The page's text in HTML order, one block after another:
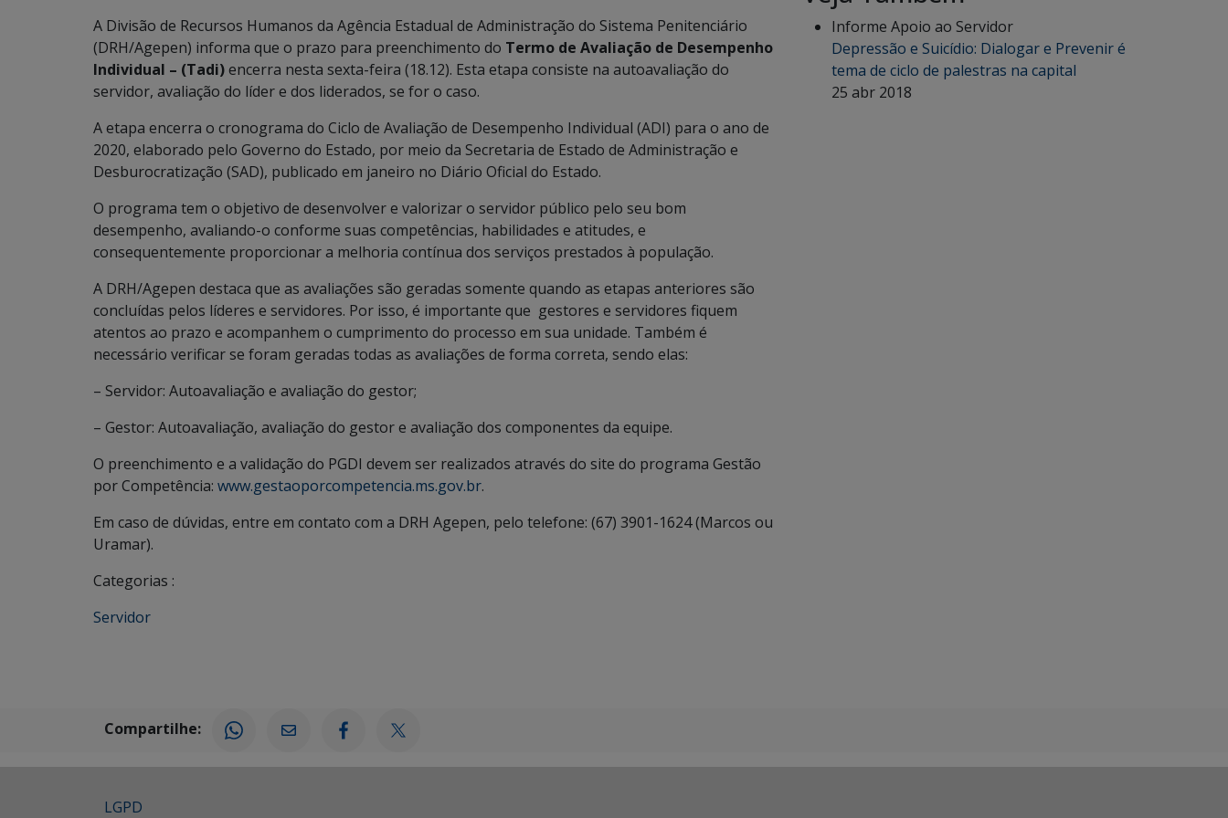
A Divisão de Recursos Humanos da Agência Estadual de Administração do Sistema Penitenciário
(DRH/Agepen) informa que o prazo para preenchimento do Termo de Avaliação de Desempenho
Individual – (Tadi)encerra nesta sexta-feira (18.12). Esta etapa consiste na autoavaliação do
servidor, avaliação do líder e dos liderados, se for o caso.
A etapa encerra o cronograma do Ciclo de Avaliação de Desempenho Individual (ADI) para o ano de
2020, elaborado pelo Governo do Estado, por meio da Secretaria de Estado de Administração e
Desburocratização (SAD), publicado em janeiro no Diário Oficial do Estado.
O programa tem o objetivo de desenvolver e valorizar o servidor público pelo seu bom
desempenho, avaliando-o conforme suas competências, habilidades e atitudes, e
consequentemente proporcionar a melhoria contínua dos serviços prestados à população.
A DRH/Agepen destaca que as avaliações são geradas somente quando as etapas anteriores são
concluídas pelos líderes e servidores. Por isso, é importante que gestores e servidores fiquem
atentos ao prazo e acompanhem o cumprimento do processo em sua unidade. Também é
necessário verificar se foram geradas todas as avaliações de forma correta, sendo elas:
– Servidor: Autoavaliação e avaliação do gestor;
– Gestor: Autoavaliação, avaliação do gestor e avaliação dos componentes da equipe.
O preenchimento e a validação do PGDI devem ser realizados através do site do programa Gestão
por Competência: www.gestaoporcompetencia.ms.gov.br.
Em caso de dúvidas, entre em contato com a DRH Agepen, pelo telefone: (67) 3901-1624 (Marcos ou
Uramar).
Categorias :
Servidor
Informe Apoio ao Servidor
Depressão e Suicídio: Dialogar e Prevenir é
tema de ciclo de palestras na capital
25 abr 2018
Compartilhe:
LGPD